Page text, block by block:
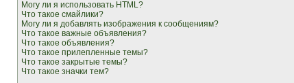
Могу ли я использовать HTML?
Что такое смайлики?
Могу ли я добавлять изображения к сообщениям?
Что такое важные объявления?
Что такое объявления?
Что такое прилепленные темы?
Что такое закрытые темы?
Что такое значки тем?